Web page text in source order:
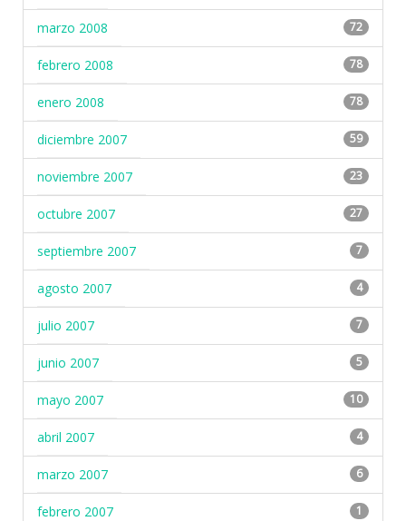
marzo 2008 72
febrero 2008 78
enero 2008 78
diciembre 2007 59
noviembre 2007 23
octubre 2007 27
septiembre 2007 7
agosto 2007 4
julio 2007 7
junio 2007 5
mayo 2007 10
abril 2007 4
marzo 2007 6
febrero 2007 1